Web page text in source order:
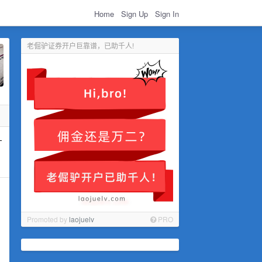
Home Sign Up Sign In
老倔驴证券开户巨靠谱，已助千人!
Promoted bylaojuelv PRO